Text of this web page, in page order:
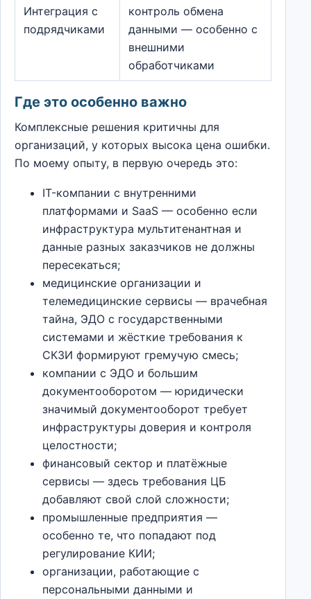
Интеграция с
подрядчиками
контроль обмена
данными — особенно с
внешними
обработчиками
Где это особенно важно
Комплексные решения критичны для
организаций, у которых высока цена ошибки.
По моему опыту, в первую очередь это:
IT-компании с внутренними
платформами и SaaS — особенно если
инфраструктура мультитенантная и
данные разных заказчиков не должны
пересекаться;
медицинские организации и
телемедицинские сервисы — врачебная
тайна, ЭДО с государственными
системами и жёсткие требования к
СКЗИ формируют гремучую смесь;
компании с ЭДО и большим
документооборотом — юридически
значимый документооборот требует
инфраструктуры доверия и контроля
целостности;
финансовый сектор и платёжные
сервисы — здесь требования ЦБ
добавляют свой слой сложности;
промышленные предприятия —
особенно те, что попадают под
регулирование КИИ;
организации, работающие с
персональными данными и